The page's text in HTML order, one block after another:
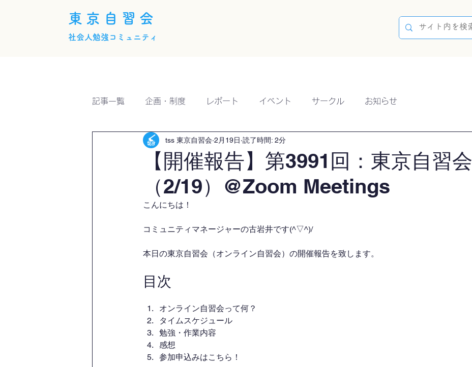
東京自習会
社会人勉強コミュニティ
記事一覧 企画・制度 レポート イベント サークル お知らせ
【開催報告】第3991回：東京自習会
（2/19）@Zoom Meetings
tss 東京自習会 2月19日 読了時間: 2分
こんにちは！
コミュニティマネージャーの古岩井です(^▽^)/
本日の東京自習会（オンライン自習会）の開催報告を致します。
目次
オンライン自習会って何？
タイムスケジュール
勉強・作業内容
感想
参加申込みはこちら！